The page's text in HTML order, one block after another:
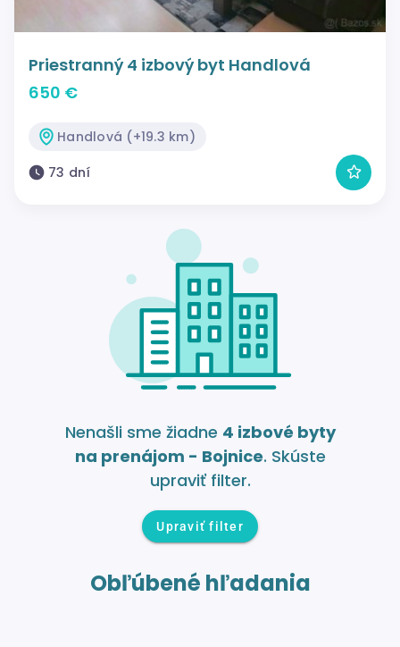
Priestranný 4 izbový byt Handlová
650 €
Handlová (+19.3 km)
73 dní
Nenašli sme žiadne 4 izbové byty
na prenájom - Bojnice. Skúste
upraviť filter.
Upraviť filter
Obľúbené hľadania